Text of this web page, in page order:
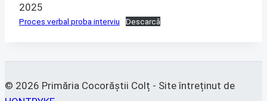
2025
Proces verbal proba interviu Descarcă
© 2026 Primăria Cocorăștii Colț - Site întreținut de